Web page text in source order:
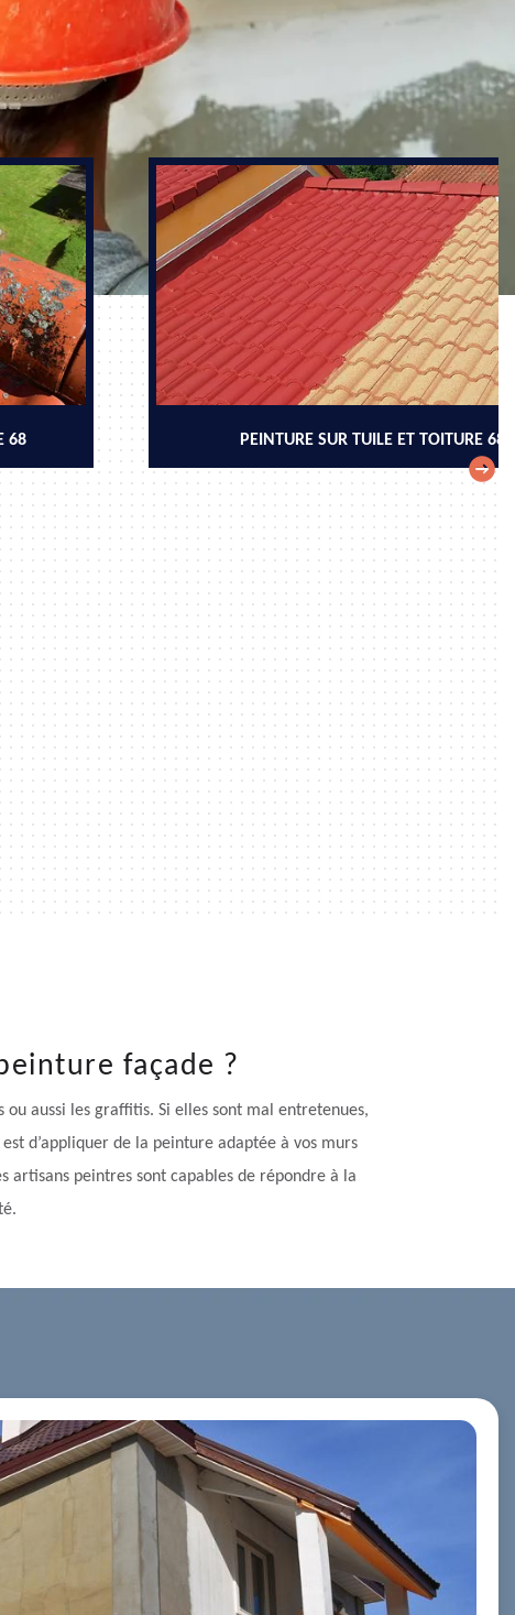
68 PEINTURE SUR TUILE ET TOITURE 68
façade ?
aussi les graffitis. Si elles sont mal entretenues,
d’appliquer de la peinture adaptée à vos murs
artisans peintres sont capables de répondre à la